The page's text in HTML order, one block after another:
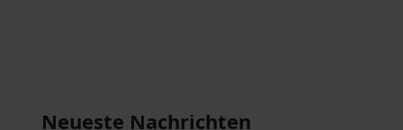
Neueste Nachrichten